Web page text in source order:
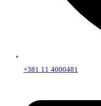
+381 11 4000481